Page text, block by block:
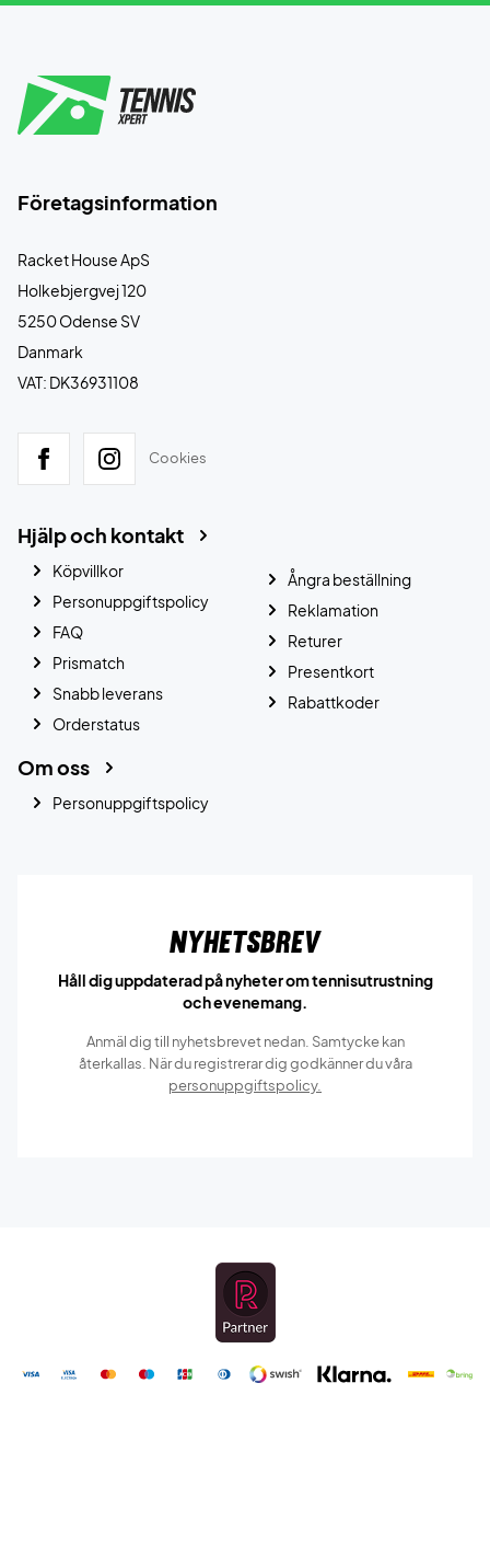
Företagsinformation
Racket House ApS
Holkebjergvej 120
5250 Odense SV
Danmark
VAT: DK36931108
Cookies
Hjälp och kontakt
Köpvillkor
Personuppgiftspolicy
FAQ
Prismatch
Snabb leverans
Orderstatus
Ångra beställning
Reklamation
Returer
Presentkort
Rabattkoder
Om oss
Personuppgiftspolicy
Nyhetsbrev
Håll dig uppdaterad på nyheter om tennisutrustning
och evenemang.
Anmäl dig till nyhetsbrevet nedan. Samtycke kan
återkallas. När du registrerar dig godkänner du våra
personuppgiftspolicy.